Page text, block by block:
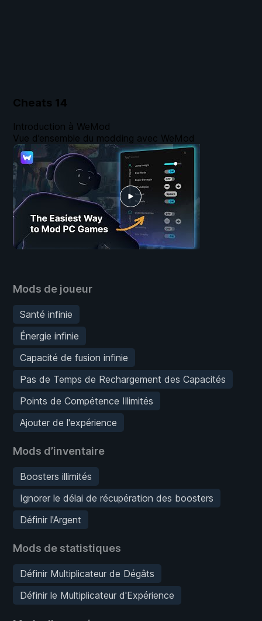
Cheats 14
Mods de joueur
Santé infinie
Énergie infinie
Capacité de fusion infinie
Pas de Temps de Rechargement des Capacités
Points de Compétence Illimités
Ajouter de l'expérience
Mods d’inventaire
Boosters illimités
Ignorer le délai de récupération des boosters
Définir l'Argent
Mods de statistiques
Définir Multiplicateur de Dégâts
Définir le Multiplicateur d'Expérience
Introduction à WeMod
Vue d’ensemble du modding avec WeMod